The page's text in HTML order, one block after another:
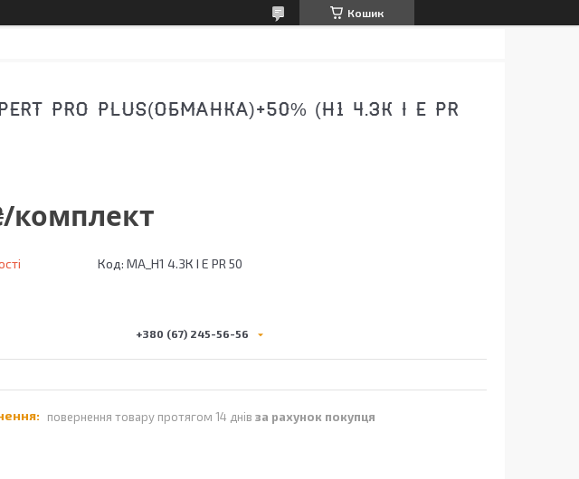
Кошик
PRO PLUS(ОБМАНКА)+50% (Н1 4.3К I E PR
комплект
Код: MA_Н1 4.3К I E PR 50
+380 (67) 245-56-56
повернення товару протягом 14 днів за рахунок покупця